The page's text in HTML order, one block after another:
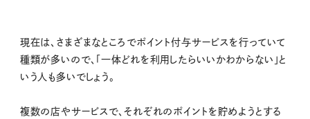
現在は、さまざまなところでポイント付与サービスを行っていて
種類が多いので、「一体どれを利用したらいいかわからない」と
いう人も多いでしょう。
複数の店やサービスで、それぞれのポイントを貯めようとする